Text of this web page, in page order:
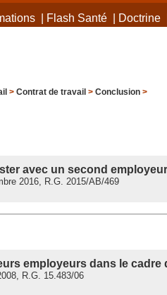
| Flash Santé| Doctrine|
> Contrat de travail > Conclusion>
avec un second
2016, R.G. 2015/AB/469
employeurs dans le cadre
R.G. 15.483/06